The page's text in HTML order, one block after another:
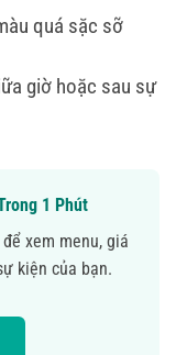
quá sặc sỡ
giờ hoặc sau sự
1 Phút
xem menu, giá
kiện của bạn.